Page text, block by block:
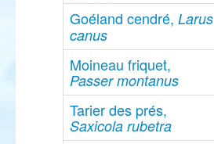
Goéland cendré, Larus
canus
Moineau friquet,
Passer montanus
Tarier des prés,
Saxicola rubetra